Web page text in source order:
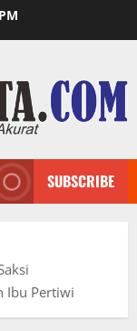
SUBSCRIBE
Ibu Pertiwi